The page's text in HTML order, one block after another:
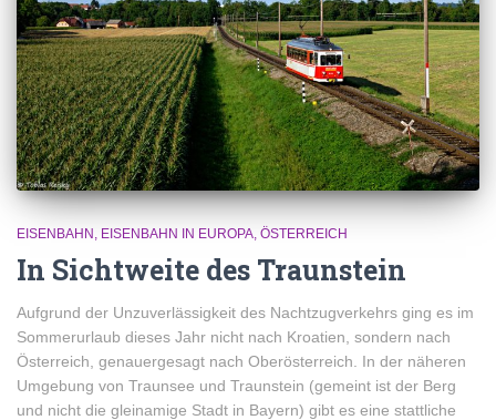
EISENBAHN EISENBAHN IN EUROPA ÖSTERREICH
In Sichtweite des Traunstein
Aufgrund der Unzuverlässigkeit des Nachtzugverkehrs ging es im
Sommerurlaub dieses Jahr nicht nach Kroatien, sondern nach
Österreich, genauergesagt nach Oberösterreich. In der näheren
Umgebung von Traunsee und Traunstein (gemeint ist der Berg
und nicht die gleinamige Stadt in Bayern) gibt es eine stattliche